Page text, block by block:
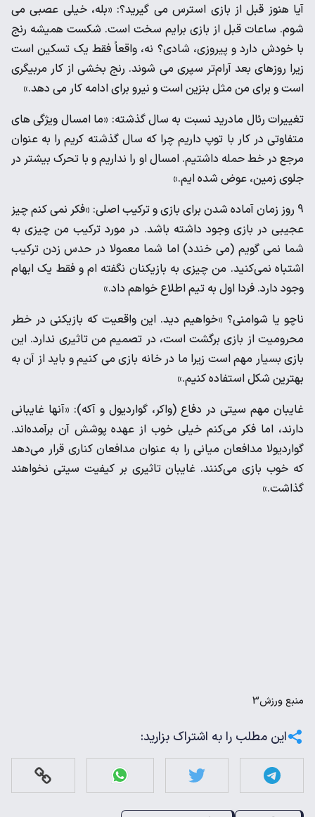
آیا هنوز قبل از بازی استرس می گیرید؟: «بله، خیلی عصبی می
شوم. ساعات قبل از بازی برایم سخت است. شکست همیشه رنج
با خودش دارد و پیروزی، شادی؟ نه، واقعاً فقط یک تسکین است
زیرا روزهای بعد آرام‌تر سپری می شوند. رنج بخشی از کار مربیگری
است و برای من مثل بنزین است و نیرو برای ادامه کار می دهد.»
تغییرات رئال مادرید نسبت به سال گذشته: «ما امسال ویژگی های
متفاوتی در کار با توپ داریم چرا که سال گذشته کریم را به عنوان
مرجع در خط حمله داشتیم. امسال او را نداریم و با تحرک بیشتر در
جلوی زمین، عوض شده ایم.»
9 روز زمان آماده شدن برای بازی و ترکیب اصلی: «فکر نمی کنم چیز
عجیبی در بازی وجود داشته باشد. در مورد ترکیب من چیزی به
شما نمی گویم (می خندد) اما شما معمولا در حدس زدن ترکیب
اشتباه نمی‌کنید. من چیزی به بازیکنان نگفته ام و فقط یک ابهام
وجود دارد. فردا اول به تیم اطلاع خواهم داد.»
ناچو یا شوامنی؟ «خواهیم دید. این واقعیت که بازیکنی در خطر
محرومیت از بازی برگشت است، در تصمیم من تاثیری ندارد. این
بازی بسیار مهم است زیرا ما در خانه بازی می کنیم و باید از آن به
بهترین شکل استفاده کنیم.»
غایبان مهم سیتی در دفاع (واکر، گواردیول و آکه): «آنها غایبانی
دارند، اما فکر می‌کنم خیلی خوب از عهده پوشش آن برآمده‌اند.
گواردیولا مدافعان میانی را به عنوان مدافعان کناری قرار می‌دهد
که خوب بازی می‌کنند. غایبان تاثیری بر کیفیت سیتی نخواهند
گذاشت.»
منبعورزش3
این مطلب را به اشتراک بزارید: